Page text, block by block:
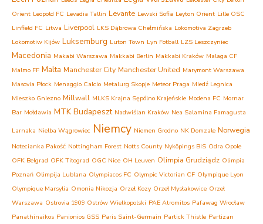
Orient Leopold FC Levadia Tallin Levante Lewski Sofia Leyton Orient Lille OSC
Linfield FC Litwa Liverpool LKS Dąbrowa Chełmińska Lokomotiva Zagrzeb
Lokomotiw Kijów Luksemburg Luton Town Lyn Fotball LZS Leszczyniec
Macedonia Makabi Warszawa Makkabi Berlin Makkabi Kraków Malaga CF
Malmo FF Malta Manchester City Manchester United Marymont Warszawa
Masovia Płock Menaggio Calcio Metalurg Skopje Meteor Praga Miedź Legnica
Mieszko Gniezno Millwall MLKS Krajna Sępólno Krajeńskie Modena FC Mornar
Bar Mołdawia MTK Budapeszt Nadwiślan Kraków Nea Salamina Famagusta
Larnaka Nielba Wągrowiec Niemcy Niemen Grodno NK Domzale Norwegia
Notecianka Pakość Nottingham Forest Notts County Nyköpings BIS Odra Opole
OFK Belgrad OFK Titograd OGC Nice OH Leuven Olimpia Grudziądz Olimpia
Poznań Olimpija Lublana Olympiacos FC Olympic Victorian CF Olympique Lyon
Olympique Marsylia Omonia Nikozja Orzeł Kozy Orzeł Mysłakowice Orzeł
Warszawa Ostrovia 1909 Ostrów Wielkopolski PAE Atromitos Pafawag Wrocław
Panathinaikos Panionios GSS Paris Saint-Germain Partick Thistle Partizan